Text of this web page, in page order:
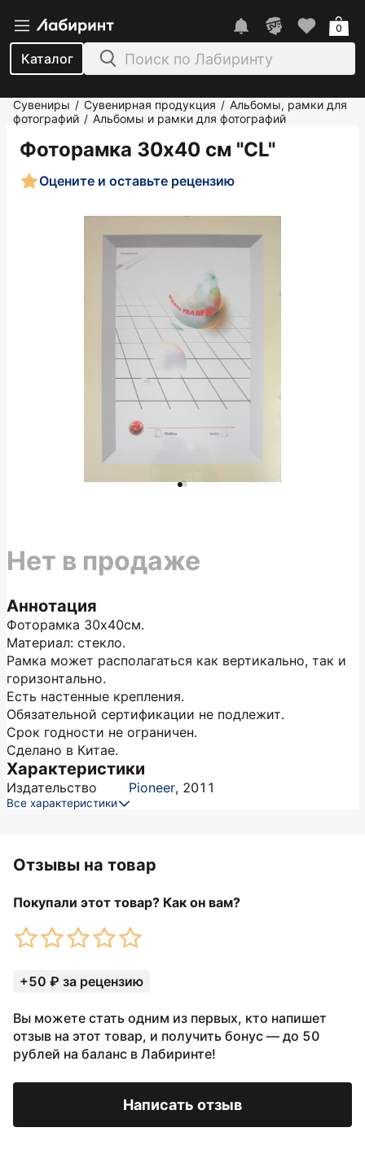
Каталог
0
Сувениры / Сувенирная продукция / Альбомы, рамки для
фотографий / Альбомы и рамки для фотографий
Фоторамка 30х40 см "CL"
Оцените и оставьте рецензию
Аннотация
Фоторамка 30х40см.
Материал: стекло.
Рамка может располагаться как вертикально, так и
горизонтально.
Есть настенные крепления.
Обязательной сертификации не подлежит.
Срок годности не ограничен.
Сделано в Китае.
Характеристики
Издательство Pioneer, 2011
Все характеристики
Нет в продаже
Отзывы на товар
Покупали этот товар? Как он вам?
+50 ₽ за рецензию
Вы можете стать одним из первых, кто напишет
отзыв на этот товар, и получить бонус — до 50
рублей на баланс в Лабиринте!
Написать отзыв